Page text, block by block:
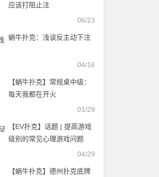
应该打阻止注
06/23
蜗牛扑克：浅谈反主动下注
04/16
【蜗牛扑克】常规桌中级：
每天我都在开火
01/29
【EV扑克】话题 | 提高游戏
级别的常见心理游戏问题
04/29
【蜗牛扑克】德州扑克底牌